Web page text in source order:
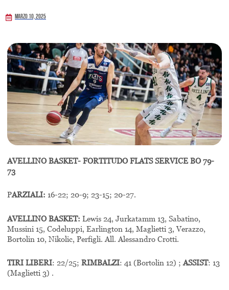
Marzo 10, 2025
AVELLINO BASKET- FORTITUDO FLATS SERVICE BO 79-
73
PARZIALI: 16-22; 20-9; 23-15; 20-27.
AVELLINO BASKET: Lewis 24, Jurkatamm 13, Sabatino,
Mussini 15, Codeluppi, Earlington 14, Maglietti 3, Verazzo,
Bortolin 10, Nikolic, Perfigli. All. Alessandro Crotti.
TIRI LIBERI: 22/25; RIMBALZI: 41 (Bortolin 12) ;ASSIST: 13
(Maglietti 3) .